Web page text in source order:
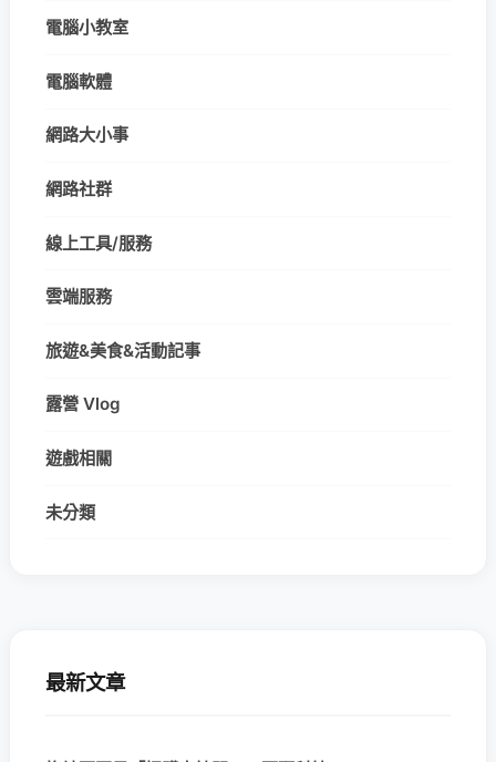
電腦小教室
電腦軟體
網路大小事
網路社群
線上工具/服務
雲端服務
旅遊&美食&活動記事
露營 Vlog
遊戲相關
未分類
最新文章